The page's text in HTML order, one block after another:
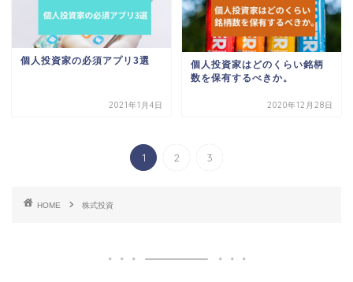
個人投資家の必須アプリ3選
2021年1月4日
個人投資家はどのくらい銘柄
数を保有するべきか。
2020年12月28日
1 2 3
HOME 株式投資